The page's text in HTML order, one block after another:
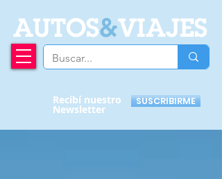
AUTOS&VIAJES
Recibí nuestro
Newsletter
SUSCRIBIRME